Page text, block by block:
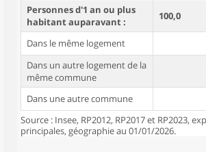
Personnes d'1 an ou plus
habitant auparavant :
100,0
Dans le même logement
Dans un autre logement de la
même commune
Dans une autre commune
Source : Insee, RP2012, RP2017 et RP2023,
principales, géographie au 01/01/2026.